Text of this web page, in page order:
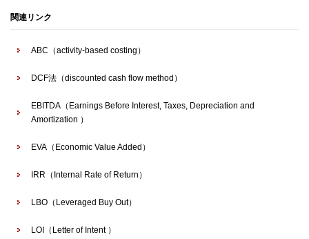
関連リンク
ABC（activity-based costing）
DCF法（discounted cash flow method）
EBITDA（Earnings Before Interest, Taxes, Depreciation and
Amortization ）
EVA（Economic Value Added）
IRR（Internal Rate of Return）
LBO（Leveraged Buy Out）
LOI（Letter of Intent ）